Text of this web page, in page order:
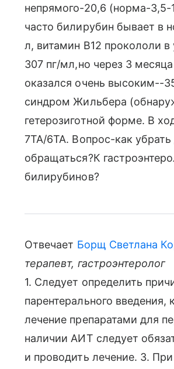
непрямого-20,6 (норма-
часто билирубин бывает в
л, витамин В12 прокололи
307 пг/мл,но через 3
оказался очень высоким--
синдром Жильбера
гетерозиготной форме. В
7ТА/6ТА. Вопрос-как
обращаться?К
билирубинов?
Отвечает Борщ Светлана
терапевт, гастроэнтеролог
1. Следует определить
парентерального
лечение препаратами для
наличии АИТ следует
и проводить лечение. 3.